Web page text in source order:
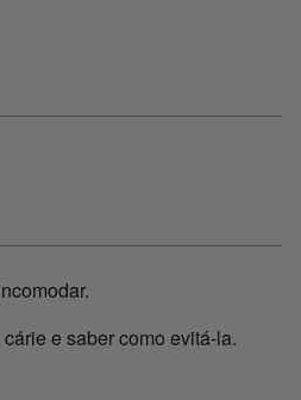
e saber como evitá-la.